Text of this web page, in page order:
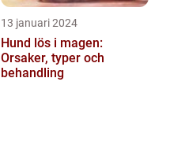
13 januari 2024
Hund lös i magen:
Orsaker, typer och
behandling